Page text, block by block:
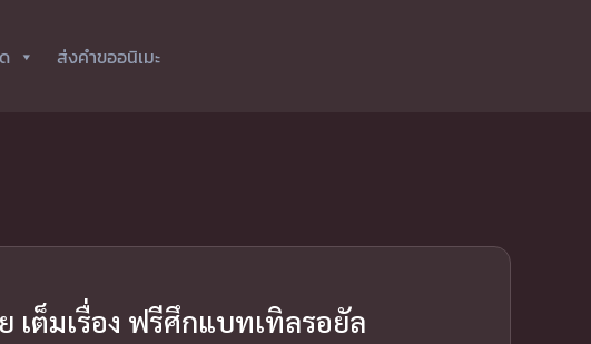
ส่งคำขออนิเมะ
เต็มเรื่อง ฟรีศึกแบทเทิลรอยัล